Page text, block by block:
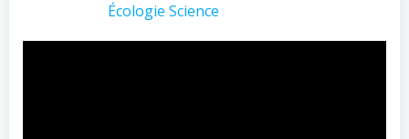
Écologie Science